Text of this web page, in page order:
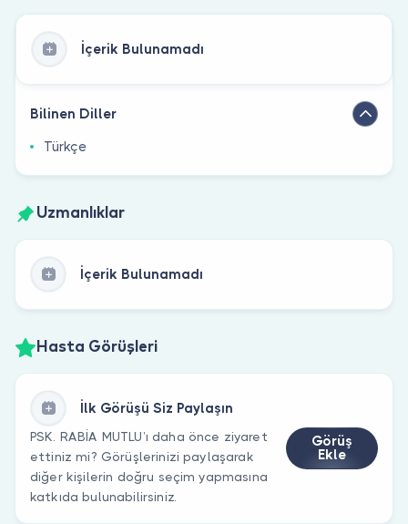
İçerik Bulunamadı
Bilinen Diller
Türkçe
Uzmanlıklar
İçerik Bulunamadı
Hasta Görüşleri
İlk Görüşü Siz Paylaşın
PSK. RABİA MUTLU’ı daha önce ziyaret
ettiniz mi? Görüşlerinizi paylaşarak
diğer kişilerin doğru seçim yapmasına
katkıda bulunabilirsiniz.
Görüş
Ekle